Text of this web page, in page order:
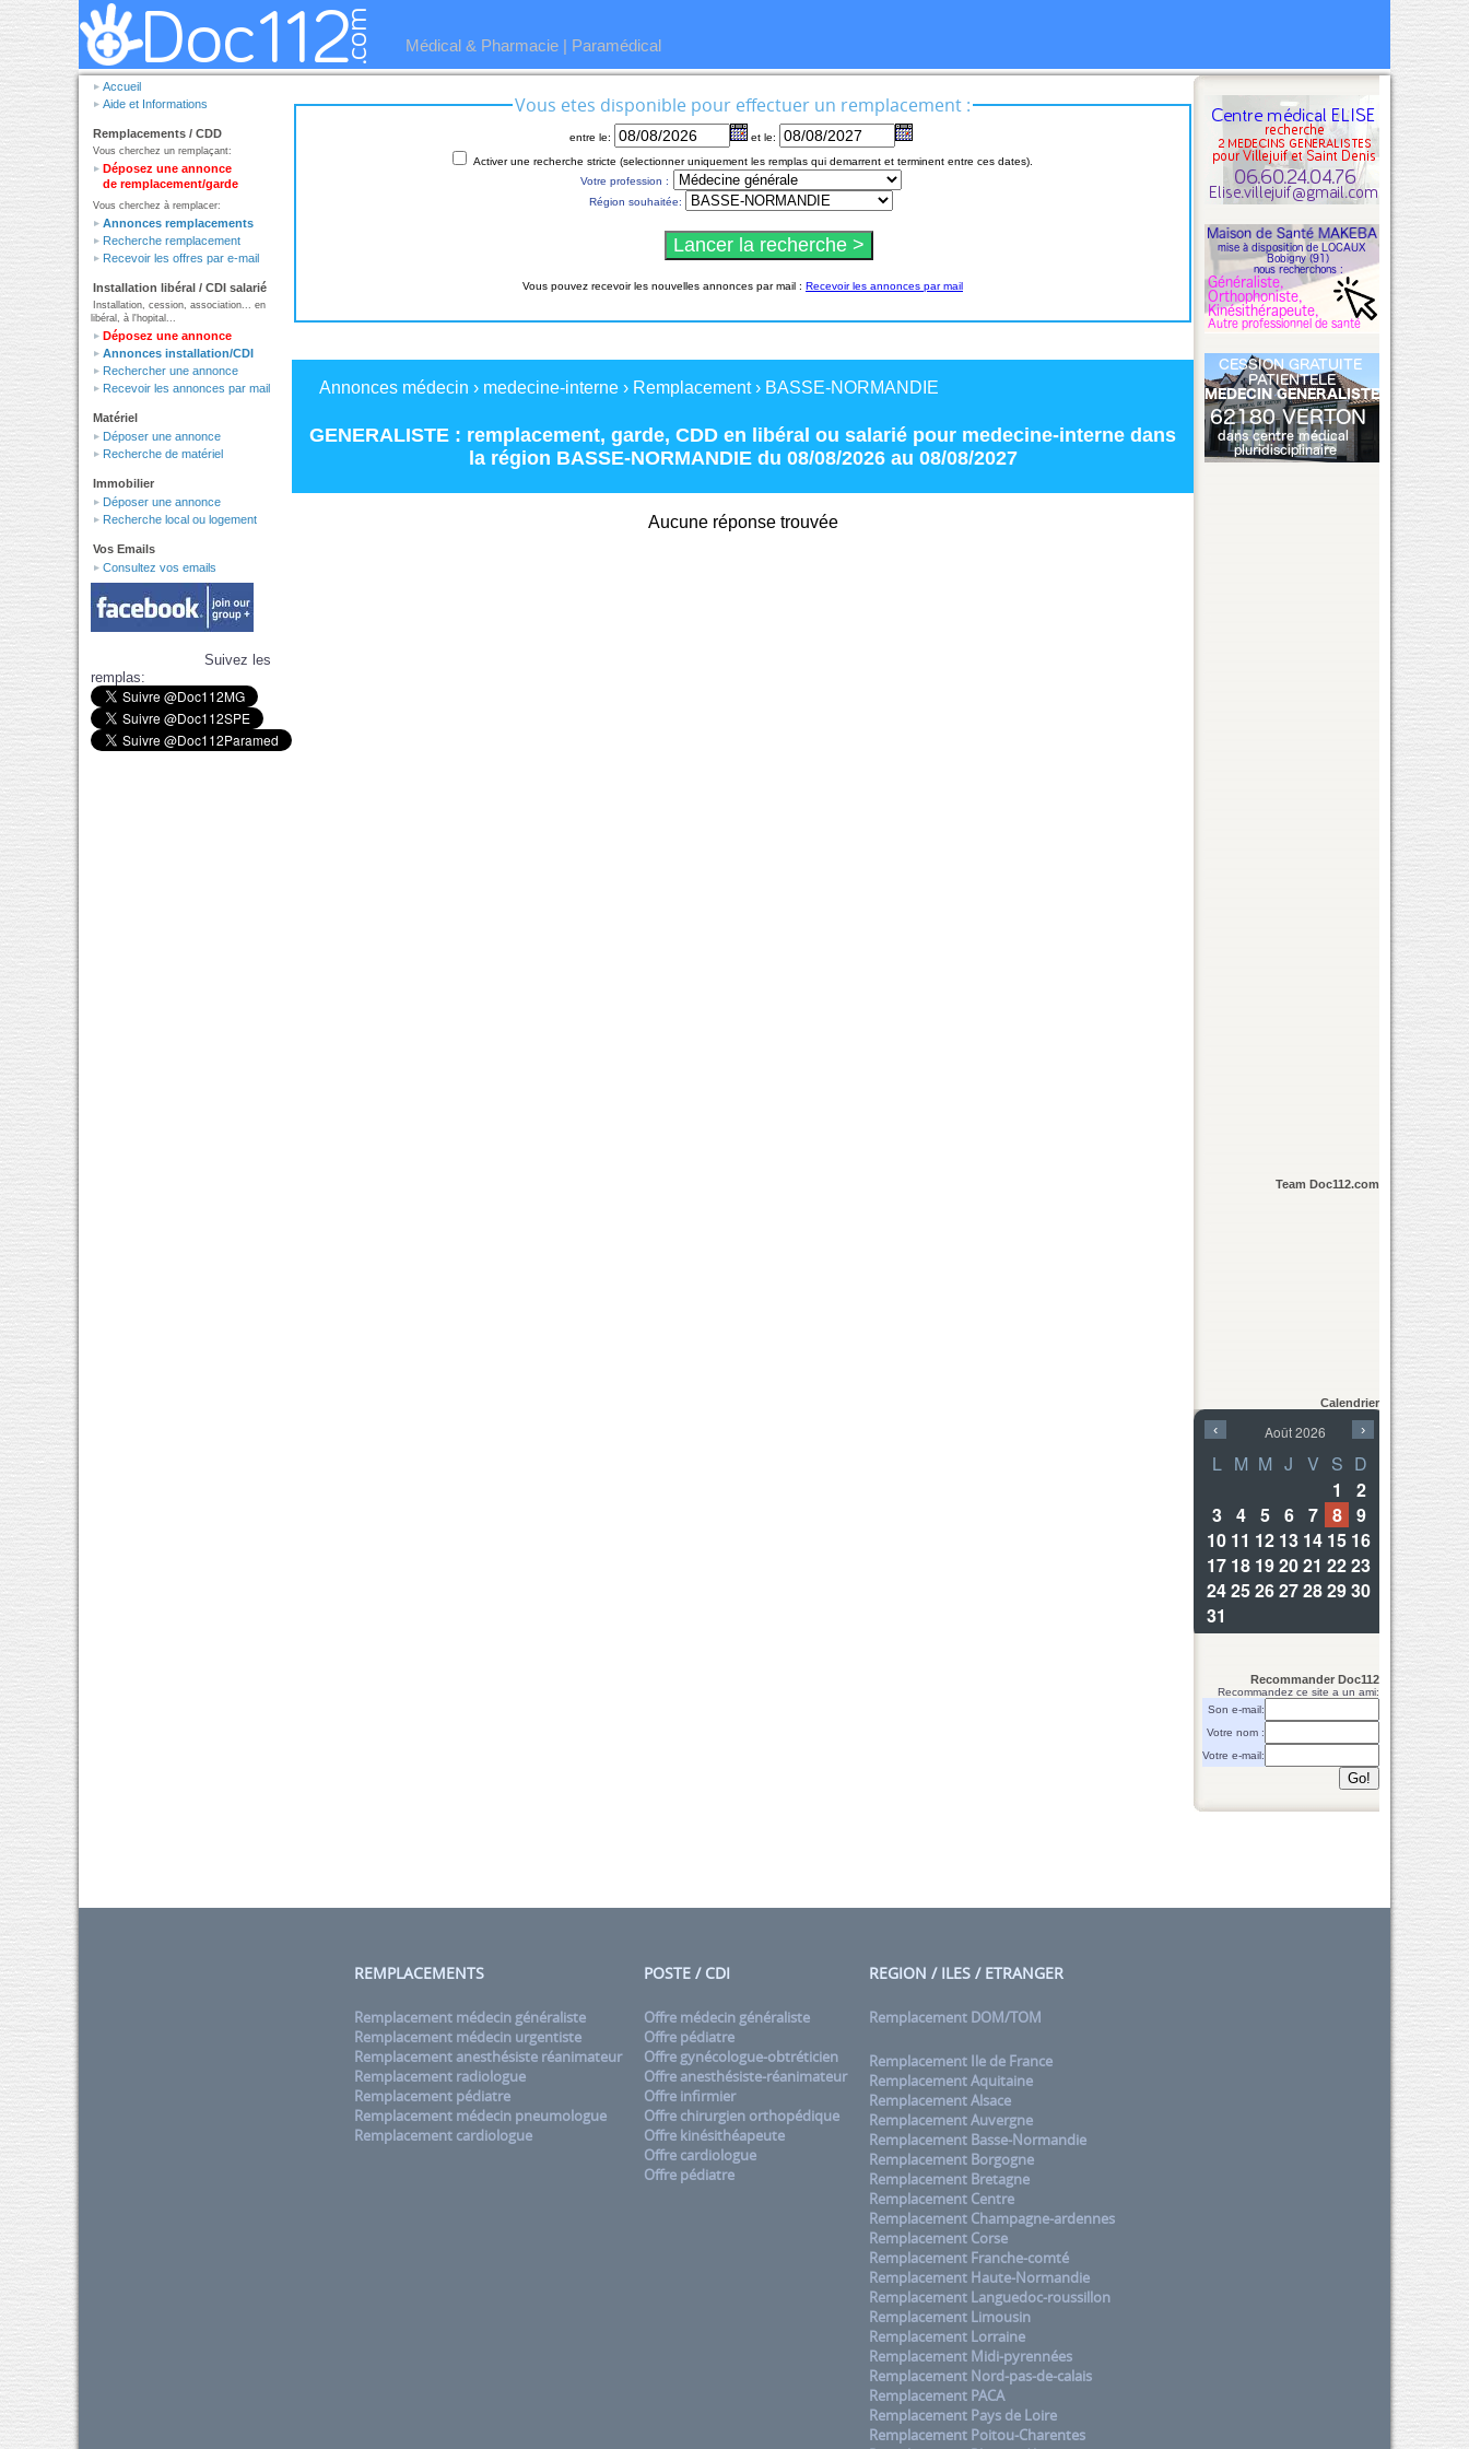
Médical & Pharmacie | Paramédical
Accueil
Aide et Informations
Remplacements / CDD
Vous cherchez un remplaçant:
Déposez une annonce
de remplacement/garde
Vous cherchez à remplacer:
Annonces remplacements
Recherche remplacement
Recevoir les offres par e-mail
Installation libéral / CDI salarié
Installation, cession, association... en
libéral, à l'hopital...
Déposez une annonce
Annonces installation/CDI
Rechercher une annonce
Recevoir les annonces par mail
Matériel
Déposer une annonce
Recherche de matériel
Immobilier
Déposer une annonce
Recherche local ou logement
Vos Emails
Consultez vos emails
Suivez les
remplas:
Vous etes disponible pour effectuer un remplacement :
entre le:
et le:
Activer une recherche stricte (selectionner uniquement les remplas qui demarrent et terminent entre ces dates).
Votre profession :
Région souhaitée:
Vous pouvez recevoir les nouvelles annonces par mail : Recevoir les annonces par mail
Annonces médecin › medecine-interne › Remplacement › BASSE-NORMANDIE
GENERALISTE : remplacement, garde, CDD en libéral ou salarié pour medecine-interne dans
la région BASSE-NORMANDIEdu 08/08/2026 au 08/08/2027
Aucune réponse trouvée
Team Doc112.com
Calendrier
Recommander Doc112
Recommandez ce site a un ami:
Son e-mail:
Votre nom :
Votre e-mail:
REMPLACEMENTS
Remplacement médecin généraliste
Remplacement médecin urgentiste
Remplacement anesthésiste réanimateur
Remplacement radiologue
Remplacement pédiatre
Remplacement médecin pneumologue
Remplacement cardiologue
POSTE / CDI
Offre médecin généraliste
Offre pédiatre
Offre gynécologue-obtréticien
Offre anesthésiste-réanimateur
Offre infirmier
Offre chirurgien orthopédique
Offre kinésithéapeute
Offre cardiologue
Offre pédiatre
REGION / ILES / ETRANGER
Remplacement DOM/TOM
Remplacement Ile de France
Remplacement Aquitaine
Remplacement Alsace
Remplacement Auvergne
Remplacement Basse-Normandie
Remplacement Borgogne
Remplacement Bretagne
Remplacement Centre
Remplacement Champagne-ardennes
Remplacement Corse
Remplacement Franche-comté
Remplacement Haute-Normandie
Remplacement Languedoc-roussillon
Remplacement Limousin
Remplacement Lorraine
Remplacement Midi-pyrennées
Remplacement Nord-pas-de-calais
Remplacement PACA
Remplacement Pays de Loire
Remplacement Poitou-Charentes